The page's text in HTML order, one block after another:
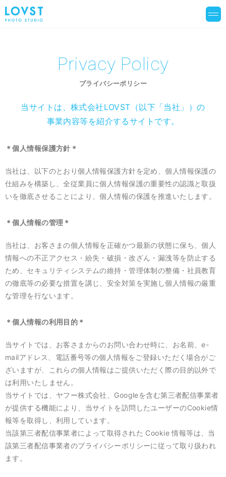
Privacy Policy
プライバシーポリシー
当サイトは、株式会社LOVST（以下「当社」）の
事業内容等を紹介するサイトです。
＊個人情報保護方針＊
当社は、以下のとおり個人情報保護方針を定め、個人情報保護の
仕組みを構築し、全従業員に個人情報保護の重要性の認識と取扱
いを徹底させることにより、個人情報の保護を推進いたします。
＊個人情報の管理＊
当社は、お客さまの個人情報を正確かつ最新の状態に保ち、個人
情報への不正アクセス・紛失・破損・改ざん・漏洩等を防止する
ため、セキュリティシステムの維持・管理体制の整備・社員教育
の徹底等の必要な措置を講じ、安全対策を実施し個人情報の厳重
な管理を行ないます。
＊個人情報の利用目的＊
当サイトでは、お客さまからのお問い合わせ時に、お名前、e-
mailアドレス、電話番号等の個人情報をご登録いただく場合がご
ざいますが、これらの個人情報はご提供いただく際の目的以外で
は利用いたしません。
当サイトでは、ヤフー株式会社、Googleを含む第三者配信事業者
が提供する機能により、当サイトを訪問したユーザーのCookie情
報等を取得し、利用しています。
当該第三者配信事業者によって取得された Cookie 情報等は、当
該第三者配信事業者のプライバシーポリシーに従って取り扱われ
ます。